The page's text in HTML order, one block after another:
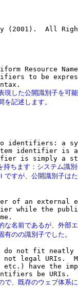
(2001).  All
Resource
to be
現した公開識別子を可
記述します。
identifiers: a
identifier is
ちます：システム識
ですが、公開識別子は
of an external
while the
な名前であるが、外部
のの識別子でした。
not fit neatly
not legal URIs.
have the
で、既存のウェブ体系